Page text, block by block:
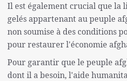
Il est également crucial que la
gelés appartenant au peuple
non soumise à des conditions
pour restaurer l'économie
Pour garantir que le peuple
dont il a besoin, l'aide